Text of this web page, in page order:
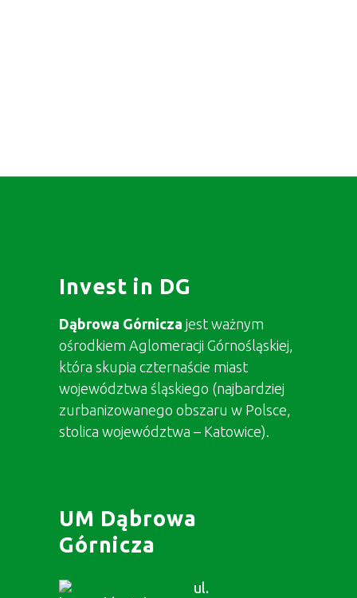
Invest in DG
Dąbrowa Górnicza jest ważnym
ośrodkiem Aglomeracji Górnośląskiej,
która skupia czternaście miast
województwa śląskiego (najbardziej
zurbanizowanego obszaru w Polsce,
stolica województwa – Katowice).
UM Dąbrowa
Górnicza
ul.